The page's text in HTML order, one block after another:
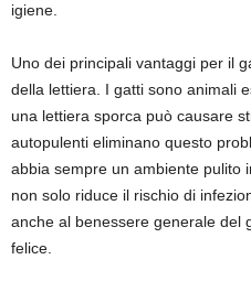
igiene.
Uno dei principali vantaggi per il
della lettiera. I gatti sono animali
una lettiera sporca può causare
autopulenti eliminano questo
abbia sempre un ambiente pulito
non solo riduce il rischio di
anche al benessere generale del
felice.